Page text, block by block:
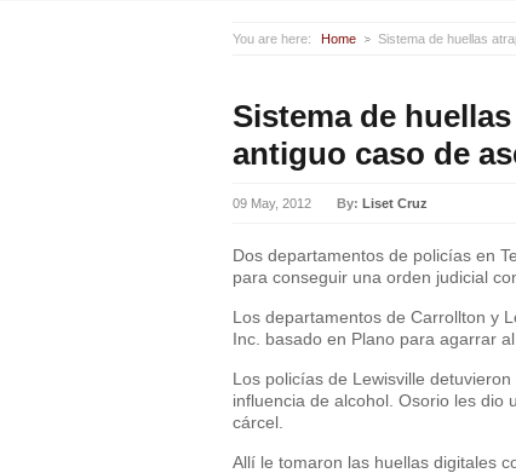
You are here: Home Sistema de huellas
Sistema de
antiguo caso de
09 May, 2012 By: Liset Cruz
Dos departamentos de policías en
para conseguir una orden judicial
Los departamentos de Carrollton y
Inc. basado en Plano para agarrar
Los policías de Lewisville
influencia de alcohol. Osorio les dio
cárcel.
Allí le tomaron las huellas digitales